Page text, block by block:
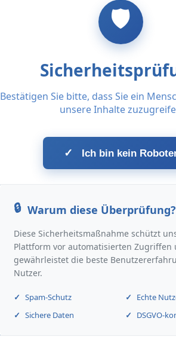
Bestätigen Sie bitte, dass Sie ein
unsere Inhalte
✓ Ich bin kein
Warum diese Überprüfung?
Diese Sicherheitsmaßnahme schützt
Plattform vor automatisierten Zugriffen
gewährleistet die beste
Nutzer.
Spam-Schutz
Echte
Sichere Daten
DSGVO-